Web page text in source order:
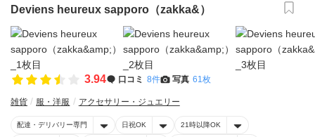
Deviens heureux sapporo（zakka&）
3.94 口コミ 8件 写真 61枚
雑貨 服・洋服 アクセサリー・ジュエリー
配達・デリバリー専門 日祝OK 21時以降OK